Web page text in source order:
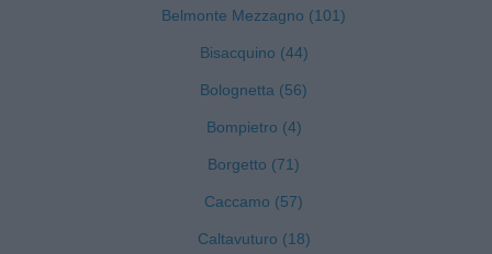
Belmonte Mezzagno (101)
Bisacquino (44)
Bolognetta (56)
Bompietro (4)
Borgetto (71)
Caccamo (57)
Caltavuturo (18)